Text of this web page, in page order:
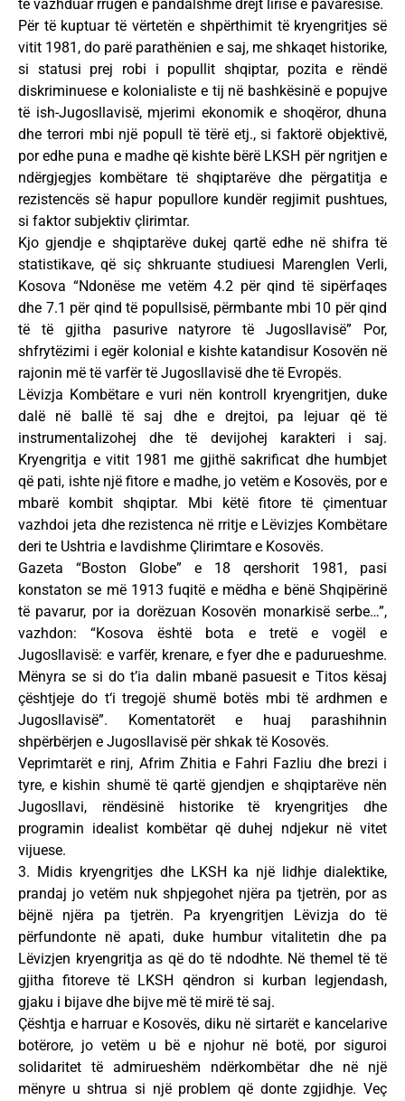
të vazhduar rrugën e pandalshme drejt lirisë e pavarësisë.
Për të kuptuar të vërtetën e shpërthimit të kryengritjes së
vitit 1981, do parë parathënien e saj, me shkaqet historike,
si statusi prej robi i popullit shqiptar, pozita e rëndë
diskriminuese e kolonialiste e tij në bashkësinë e popujve
të ish-Jugosllavisë, mjerimi ekonomik e shoqëror, dhuna
dhe terrori mbi një popull të tërë etj., si faktorë objektivë,
por edhe puna e madhe që kishte bërë LKSH për ngritjen e
ndërgjegjes kombëtare të shqiptarëve dhe përgatitja e
rezistencës së hapur popullore kundër regjimit pushtues,
si faktor subjektiv çlirimtar.
Kjo gjendje e shqiptarëve dukej qartë edhe në shifra të
statistikave, që siç shkruante studiuesi Marenglen Verli,
Kosova “Ndonëse me vetëm 4.2 për qind të sipërfaqes
dhe 7.1 për qind të popullsisë, përmbante mbi 10 për qind
të të gjitha pasurive natyrore të Jugosllavisë” Por,
shfrytëzimi i egër kolonial e kishte katandisur Kosovën në
rajonin më të varfër të Jugosllavisë dhe të Evropës.
Lëvizja Kombëtare e vuri nën kontroll kryengritjen, duke
dalë në ballë të saj dhe e drejtoi, pa lejuar që të
instrumentalizohej dhe të devijohej karakteri i saj.
Kryengritja e vitit 1981 me gjithë sakrificat dhe humbjet
që pati, ishte një fitore e madhe, jo vetëm e Kosovës, por e
mbarë kombit shqiptar. Mbi këtë fitore të çimentuar
vazhdoi jeta dhe rezistenca në rritje e Lëvizjes Kombëtare
deri te Ushtria e lavdishme Çlirimtare e Kosovës.
Gazeta “Boston Globe” e 18 qershorit 1981, pasi
konstaton se më 1913 fuqitë e mëdha e bënë Shqipërinë
të pavarur, por ia dorëzuan Kosovën monarkisë serbe…”,
vazhdon: “Kosova është bota e tretë e vogël e
Jugosllavisë: e varfër, krenare, e fyer dhe e padurueshme.
Mënyra se si do t’ia dalin mbanë pasuesit e Titos kësaj
çështjeje do t‘i tregojë shumë botës mbi të ardhmen e
Jugosllavisë”. Komentatorët e huaj parashihnin
shpërbërjen e Jugosllavisë për shkak të Kosovës.
Veprimtarët e rinj, Afrim Zhitia e Fahri Fazliu dhe brezi i
tyre, e kishin shumë të qartë gjendjen e shqiptarëve nën
Jugosllavi, rëndësinë historike të kryengritjes dhe
programin idealist kombëtar që duhej ndjekur në vitet
vijuese.
3. Midis kryengritjes dhe LKSH ka një lidhje dialektike,
prandaj jo vetëm nuk shpjegohet njëra pa tjetrën, por as
bëjnë njëra pa tjetrën. Pa kryengritjen Lëvizja do të
përfundonte në apati, duke humbur vitalitetin dhe pa
Lëvizjen kryengritja as që do të ndodhte. Në themel të të
gjitha fitoreve të LKSH qëndron si kurban legjendash,
gjaku i bijave dhe bijve më të mirë të saj.
Çështja e harruar e Kosovës, diku në sirtarët e kancelarive
botërore, jo vetëm u bë e njohur në botë, por siguroi
solidaritet të admirueshëm ndërkombëtar dhe në një
mënyre u shtrua si një problem që donte zgjidhje. Veç